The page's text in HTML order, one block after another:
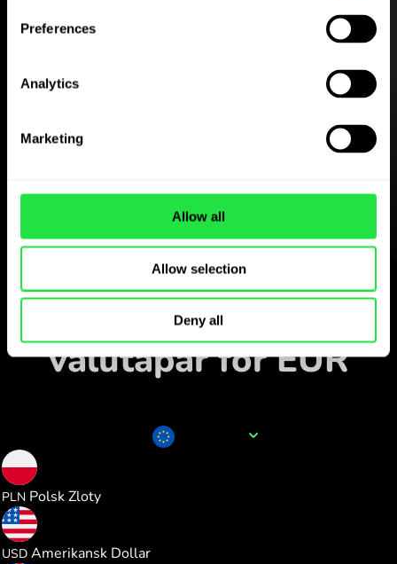
Preferences
Analytics
Marketing
Allow all
Allow selection
Deny all
og registrer deg på få
Følg populære
valutapar for EUR
PLN Polsk Zloty
USD Amerikansk Dollar